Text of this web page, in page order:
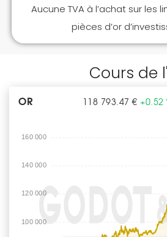
Aucune TVA à l’achat sur les
pièces d’or
Cours de